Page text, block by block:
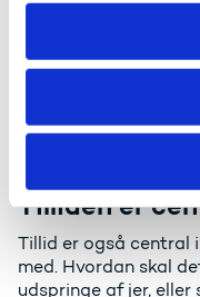
at søge og
Brug pengene klogt.
bevidst strategi bag,
tillid.
Tilliden er
Tillid er også central
med. Hvordan skal
udspringe af jer,